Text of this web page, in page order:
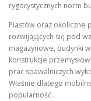
rygorystycznych norm
Piastów oraz okoliczne
rozwijających się pod
magazynowe, budynki
konstrukcje
prac spawalniczych
Właśnie dlatego
popularność.